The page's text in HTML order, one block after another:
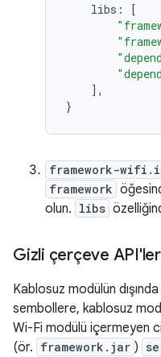
libs :
[
],
}
framework-
framework
olun. libs
Gizli çerçeve
Kablosuz modülün dışında
sembollere, kablosuz
Wi-Fi modülü içermeyen
(ör. framework.jar )